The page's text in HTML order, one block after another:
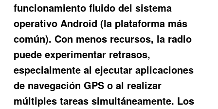
funcionamiento fluido del sistema
operativo Android (la plataforma más
común). Con menos recursos, la radio
puede experimentar retrasos,
especialmente al ejecutar aplicaciones
de navegación GPS o al realizar
múltiples tareas simultáneamente. Los